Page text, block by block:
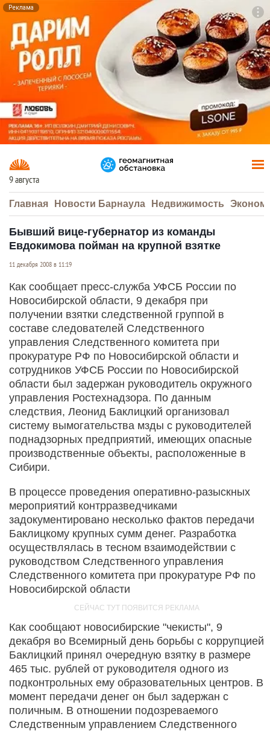
Реклама
9 августа
Главная Новости Барнаула Недвижимость
Бывший вице-губернатор из команды
Евдокимова пойман на крупной взятке
11 декабря 2008 в 11:19
Как сообщает пресс-служба УФСБ России по
Новосибирской области, 9 декабря при
получении взятки следственной группой в
составе следователей Следственного
управления Следственного комитета при
прокуратуре РФ по Новосибирской области и
сотрудников УФСБ России по Новосибирской
области был задержан руководитель окружного
управления Ростехнадзора. По данным
следствия, Леонид Баклицкий организовал
систему вымогательства мзды с руководителей
поднадзорных предприятий, имеющих опасные
производственные объекты, расположенные в
Сибири.
В процессе проведения оперативно-разыскных
мероприятий контрразведчиками
задокументировано несколько фактов передачи
Баклицкому крупных сумм денег. Разработка
осуществлялась в тесном взаимодействии с
руководством Следственного управления
Следственного комитета при прокуратуре РФ по
Новосибирской области
Как сообщают новосибирские "чекисты", 9
декабря во Всемирный день борьбы с коррупцией
Баклицкий принял очередную взятку в размере
465 тыс. рублей от руководителя одного из
подконтрольных ему образовательных центров. В
момент передачи денег он был задержан с
поличным. В отношении подозреваемого
Следственным управлением Следственного